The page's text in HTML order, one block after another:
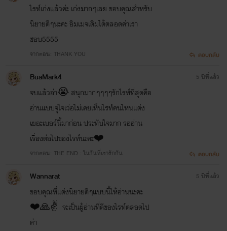
ไรท์เก่งแล้วค่ะ​ เก่งมากๆเลย​ ขอบคุณ​สำหรับ
นิยายดีๆนะคะ​ อิมเมจเดิมได้ตลอดค่าเรา
ชอบ5555
จากตอน: THANK YOU ตอบกลับ
BuaMark4
จบแล้วอ่า😭 สนุกมากๆๆๆๆรักไรท์ที่สุดคือ
อ่านแบบจุใจเว่อไม่เคยเห็นไรท์คนไหนแต่ง
เยอะเบอร์นี้มาก่อน ประทับใจมาก รออ่าน
เรื่องต่อไปของไรท์นะคะ❤️
จากตอน: THE END : ในวันที่เรารักกัน
5 ปีที่แล้ว
ตอบกลับ
Wannarat
ขอบคุณที่แต่งนิยายดีๆแบบนี้ให้อ่านนะคะ​
❤️🙏✌️ จะเป็นผู้อ่านที่ดีของไรท์ตลอดไป
ค่า
5 ปีที่แล้ว